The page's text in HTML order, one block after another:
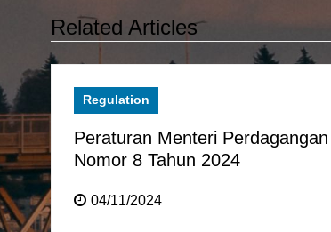
Related Articles
Regulation
Peraturan Menteri Perdagangan
Nomor 8 Tahun 2024
04/11/2024